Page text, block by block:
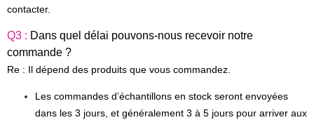
contacter.
Q3 : Dans quel délai pouvons-nous recevoir notre
commande ?
Re : Il dépend des produits que vous commandez.
Les commandes d’échantillons en stock seront envoyées
dans les 3 jours, et généralement 3 à 5 jours pour arriver aux